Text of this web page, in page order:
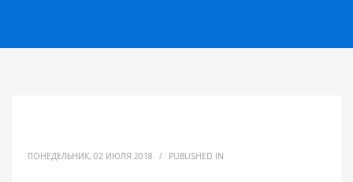
ПОНЕДЕЛЬНИК, 02 ИЮЛЯ 2018 / PUBLISHED IN